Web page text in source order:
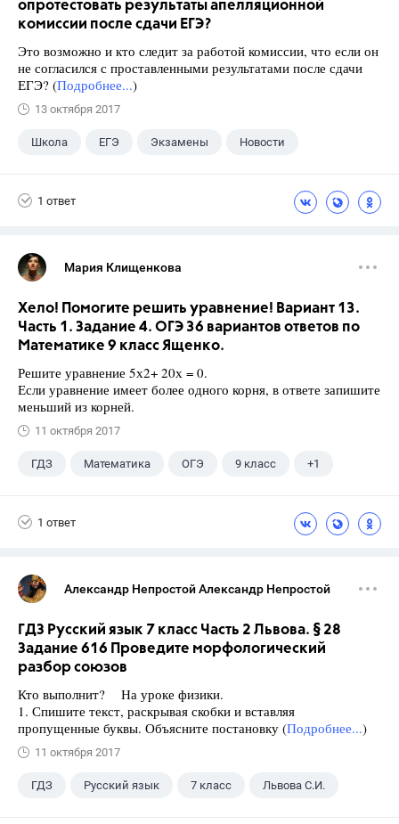
опротестовать результаты апелляционной
комиссии после сдачи ЕГЭ?
Это возможно и кто следит за работой комиссии, что если он
не согласился с проставленными результатами после сдачи
ЕГЭ? (Подробнее...)
13 октября 2017
Школа ЕГЭ Экзамены Новости
1 ответ
Мария Клищенкова
Хело! Помогите решить уравнение! Вариант 13.
Часть 1. Задание 4. ОГЭ 36 вариантов ответов по
Математике 9 класс Ященко.
Решите уравнение 5х2+ 20х = 0.
Если уравнение имеет более одного корня, в ответе запишите
меньший из корней.
11 октября 2017
ГДЗ Математика ОГЭ 9 класс +1
1 ответ
Александр Непростой Александр Непростой
ГДЗ Русский язык 7 класс Часть 2 Львова. § 28
Задание 616 Проведите морфологический
разбор союзов
Кто выполнит? На уроке физики.
1. Спишите текст, раскрывая скобки и вставляя
пропущенные буквы. Объясните постановку (Подробнее...)
11 октября 2017
ГДЗ Русский язык 7 класс Львова С.И.